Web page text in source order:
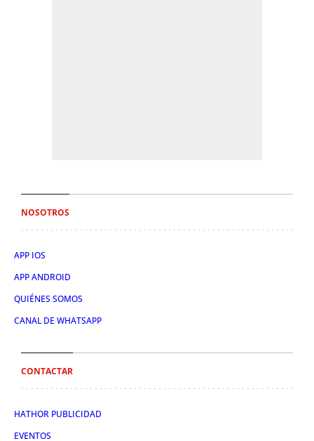
NOSOTROS
APP IOS
APP ANDROID
QUIÉNES SOMOS
CANAL DE WHATSAPP
CONTACTAR
HATHOR PUBLICIDAD
EVENTOS